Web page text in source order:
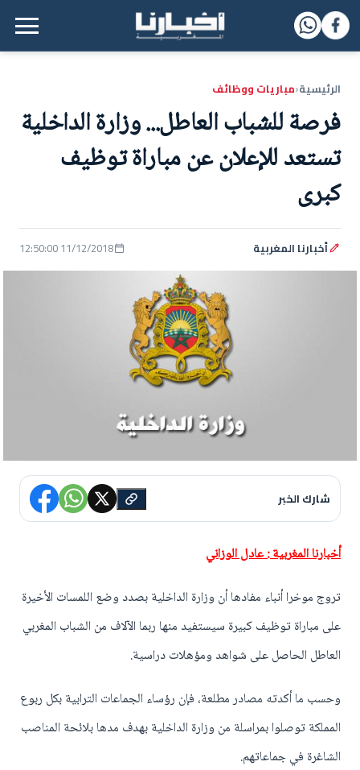
القائمة الرئيسية
الرئيسية‹مباريات ووظائف
فرصة للشباب العاطل... وزارة الداخلية
تستعد للإعلان عن مباراة توظيف
كبرى
أخبارنا المغربية 11/12/2018 12:50:00
شارك الخبر
أخبارنا المغربية : عادل الوزاني
تروج موخرا أنباء مفادها أن وزارة الداخلية بصدد وضع اللمسات الأخيرة
على مباراة توظيف كبيرة سيستفيد منها ربما الآلاف من الشباب المغربي
العاطل الحاصل على شواهد ومؤهلات دراسية.
وحسب ما أكدته مصادر مطلعة، فإن رؤساء الجماعات الترابية بكل ربوع
المملكة توصلوا بمراسلة من وزارة الداخلية بهدف مدها بلائحة المناصب
الشاغرة في جماعاتهم.